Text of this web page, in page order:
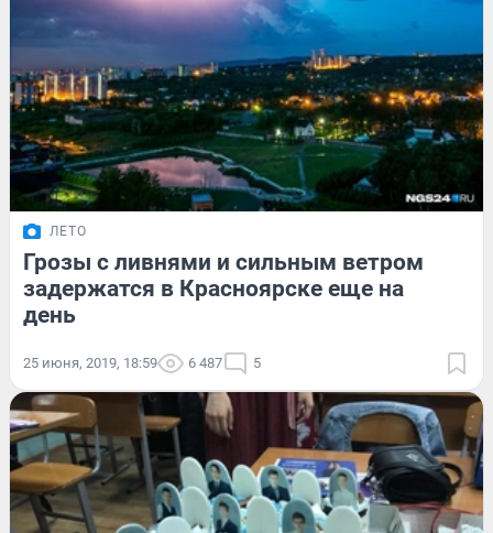
ЛЕТО
Грозы с ливнями и сильным ветром
задержатся в Красноярске еще на
день
25 июня, 2019, 18:59 6 487 5